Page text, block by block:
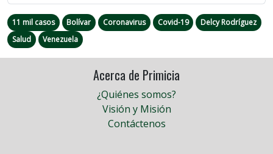
11 mil casos Bolívar Coronavirus Covid-19
Delcy Rodríguez
Salud
Venezuela
Acerca de Primicia
¿Quiénes somos?
Visión y Misión
Contáctenos